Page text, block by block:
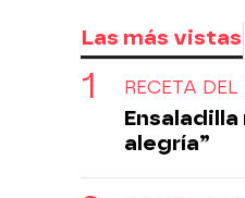
Las más vistas
RECETA
Ensaladilla
alegría”